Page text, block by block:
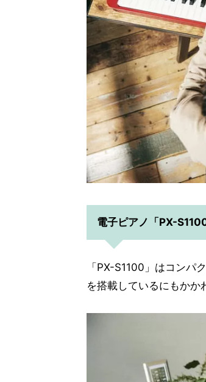
電子ピアノ「PX-
「PX-S1100」はコンパ
を搭載しているにもかか